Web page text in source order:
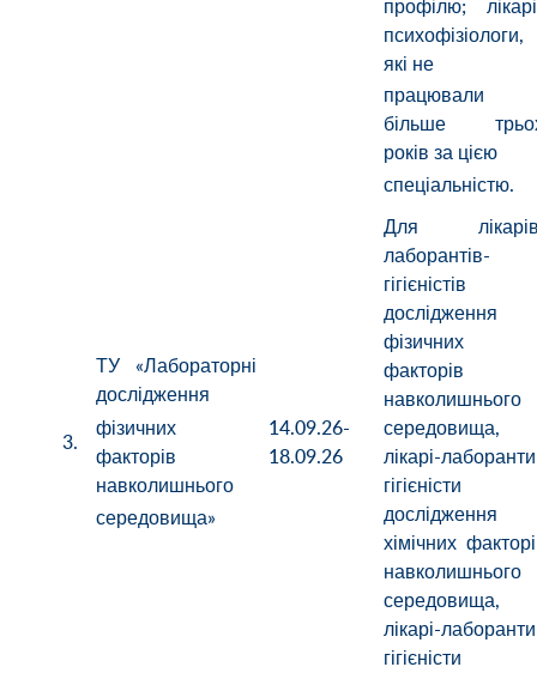
профілю;
психофізіологи,
які не
працювали
більше
років за цією
спеціальністю.
3.
ТУ «Лабораторні
дослідження
фізичних
факторів
навколишнього
середовища»
14.09.26-
18.09.26
Для
лаборантів-
гігієністів
дослідження
фізичних
факторів
навколишнього
середовища,
лікарі-
гігієністи
дослідження
хімічних
навколишнього
середовища,
лікарі-
гігієністи